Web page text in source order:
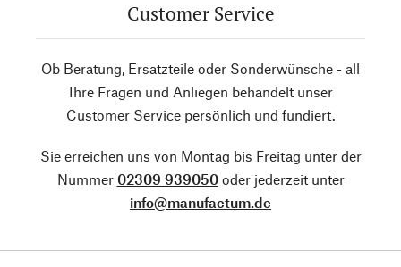
Customer Service
Ob Beratung, Ersatzteile oder Sonderwünsche - all
Ihre Fragen und Anliegen behandelt unser
Customer Service persönlich und fundiert.
Sie erreichen uns von Montag bis Freitag unter der
Nummer 02309 939050oder jederzeit unter
info@manufactum.de